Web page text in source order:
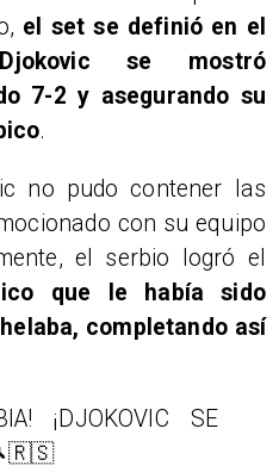
el set se definió en el
se mostró
7-2 y asegurando su
.
no pudo contener las
con su equipo
el serbio logró el
que le había sido
completando así
¡DJOKOVIC SE